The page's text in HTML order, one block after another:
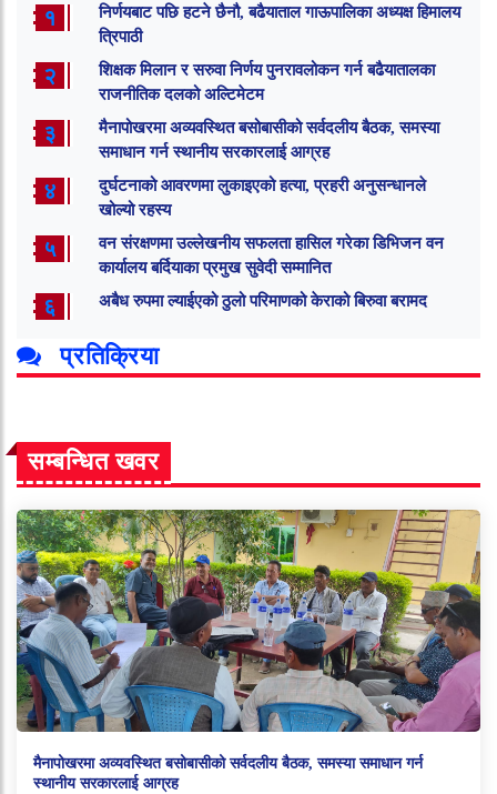
१
निर्णयबाट पछि हटने छैनौ, बढैयाताल गाऊपालिका अध्यक्ष हिमालय
त्रिपाठी
२
शिक्षक मिलान र सरुवा निर्णय पुनरावलोकन गर्न बढैयातालका
राजनीतिक दलको अल्टिमेटम
३
मैनापोखरमा अव्यवस्थित बसोबासीको सर्वदलीय बैठक, समस्या
समाधान गर्न स्थानीय सरकारलाई आग्रह
४
दुर्घटनाको आवरणमा लुकाइएको हत्या, प्रहरी अनुसन्धानले
खोल्यो रहस्य
५
वन संरक्षणमा उल्लेखनीय सफलता हासिल गरेका डिभिजन वन
कार्यालय बर्दियाका प्रमुख सुवेदी सम्मानित
६ अबैध रुपमा ल्याईएको ठुलो परिमाणको केराको बिरुवा बरामद
प्रतिक्रिया
सम्बन्धित खवर
मैनापोखरमा अव्यवस्थित बसोबासीको सर्वदलीय बैठक, समस्या समाधान गर्न
स्थानीय सरकारलाई आग्रह